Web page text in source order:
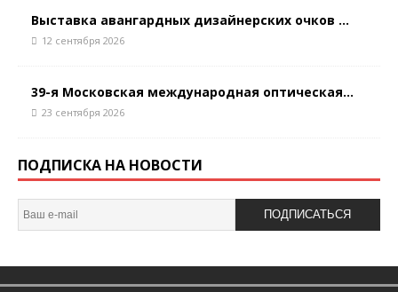
Выставка авангардных дизайнерских очков ...
12 сентября 2026
39-я Московская международная оптическая...
23 сентября 2026
ПОДПИСКА НА НОВОСТИ
ПОДПИСАТЬСЯ